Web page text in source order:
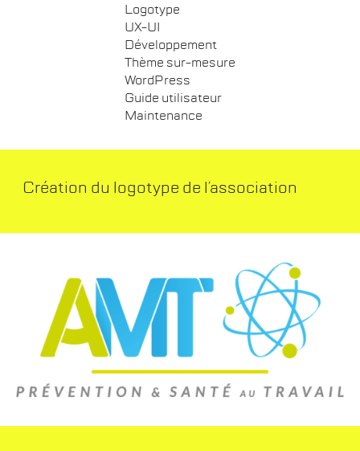
Logotype
UX-UI
Développement
Thème sur-mesure
WordPress
Guide utilisateur
Maintenance
Création du logotype de l’association